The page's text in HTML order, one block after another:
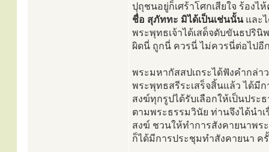
ปุถุชนอยู่ก็เศร้าโศกเสียใจ ร้อง
ชื่อ สุภัททะ มิได้เป็นเช่นนั้นและไ
พระพุทธเจ้าได้เสด็จดับขันธปรินิ
ผิดนี่ ถูกนี่ ควรนี่ ไม่ควรนี่ต่อไปอี
พระมหากัสสปเถระได้ฟังคำกล่า
พระพุทธสรีระเสร็จสิ้นแล้ว ได้มี
สงฆ์ทุกรูปได้รับเลือกให้เป็นปร
ตามพระธรรมวินัย ท่านจึงได้นำ
สงฆ์ ชวนให้ทำการสังคายนาพ
ก็ได้มีการประชุมทำสังคายนา ค